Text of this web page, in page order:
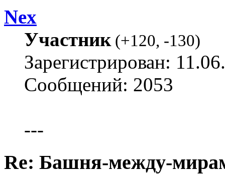
Nex
Участник(+120, -130)
Зарегистрирован:
Сообщений: 2053
---
Re: Башня-между-